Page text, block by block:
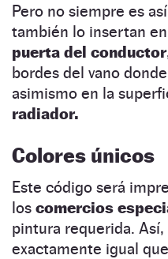
Pero no siempre es
también lo insertan
puerta del conductor
bordes del vano
asimismo en la
radiador.
Colores únicos
Este código será
los comercios
pintura requerida.
exactamente igual